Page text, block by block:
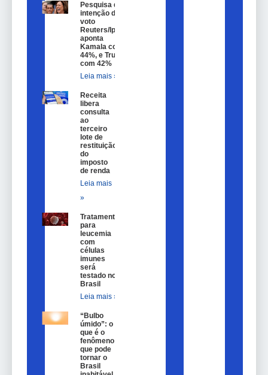
Pesquisa de
intenção de
voto
Reuters/Ipsos
aponta
Kamala com
44%, e Trump
com 42%
Leia mais »
Receita
libera
consulta
ao
terceiro
lote de
restituição
do
imposto
de renda
Leia mais
»
Tratamento
para
leucemia
com
células
imunes
será
testado no
Brasil
Leia mais »
“Bulbo
úmido”: o
que é o
fenômeno
que pode
tornar o
Brasil